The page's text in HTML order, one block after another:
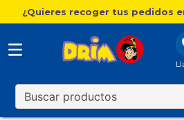
¿Quieres recoger tus pedidos
Nuevo catálogo
Envío gratis. A partir de